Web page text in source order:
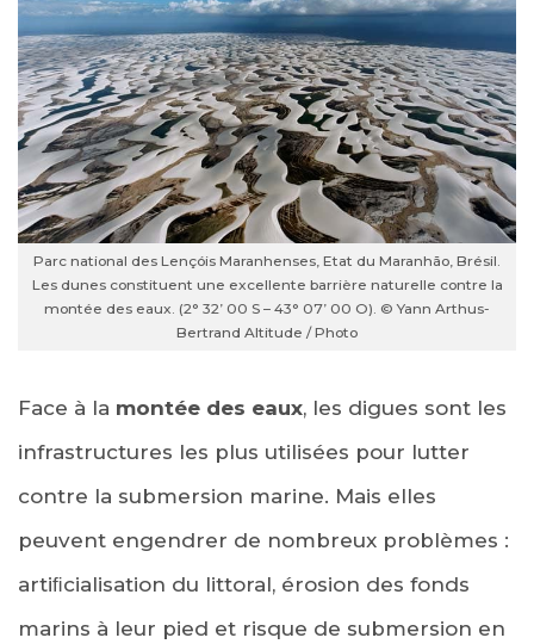
Parc national des Lençóis Maranhenses, Etat du Maranhão, Brésil.
Les dunes constituent une excellente barrière naturelle contre la
montée des eaux. (2° 32’ 00 S – 43° 07’ 00 O). © Yann Arthus-
Bertrand Altitude / Photo
Face à la montée des eaux, les digues sont les
infrastructures les plus utilisées pour lutter
contre la submersion marine. Mais elles
peuvent engendrer de nombreux problèmes :
artiﬁcialisation du littoral, érosion des fonds
marins à leur pied et risque de submersion en